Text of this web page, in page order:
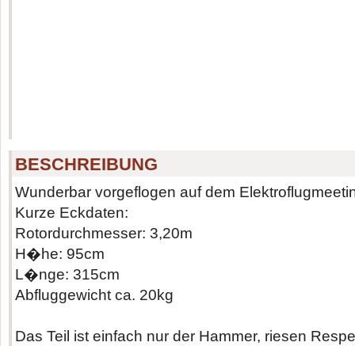
BESCHREIBUNG
Wunderbar vorgeflogen auf dem
Kurze Eckdaten:
Rotordurchmesser: 3,20m
H�he: 95cm
L�nge: 315cm
Abfluggewicht ca. 20kg
Das Teil ist einfach nur der Hammer, riesen